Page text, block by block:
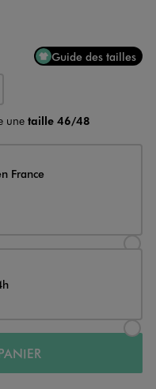
Guide des tailles
une taille 46/48
France